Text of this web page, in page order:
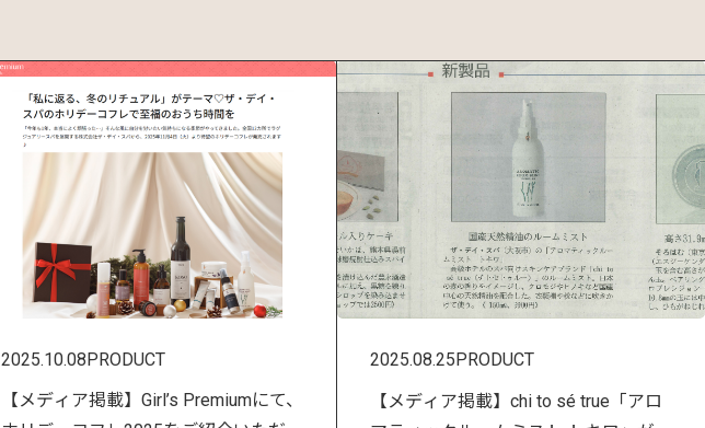
2025.10.08PRODUCT
【メディア掲載】Girl’s Premiumにて、
2025.08.25 PRODUCT
【メディア掲載】chi to sé true「アロ